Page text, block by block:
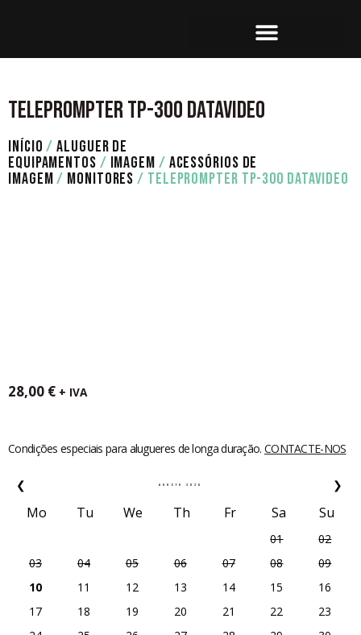
TELEPROMPTER TP-300 DATAVIDEO
INÍCIO /ALUGUER DE
EQUIPAMENTOS / IMAGEM / ACESSÓRIOS DE
IMAGEM/ MONITORES / TELEPROMPTER TP-300 DATAVIDEO
28,00 € + IVA
Condições especiais para alugueres de longa duração. CONTACTE-NOS
❮ ❯
AGOSTO 2026
Mo Tu We Th Fr Sa Su
01
02
03
04 05 06 07 08
09
10
11 12 13 14 15
16
17
18 19 20 21 22
23